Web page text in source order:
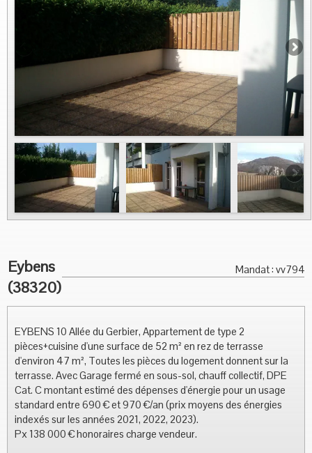
Vous Vendez
Eybens
(38320)
EYBENS 10 Allée du Gerbier, Appartement de type 2
pièces+cuisine d'une surface de 52 m² en rez de terrasse
d'environ 47 m², Toutes les pièces du logement donnent sur la
terrasse. Avec Garage fermé en sous-sol, chauff collectif, DPE
Cat. C montant estimé des dépenses d'énergie pour un usage
standard entre 690 € et 970 €/an (prix moyens des énergies
indexés sur les années 2021, 2022, 2023).
Px 138 000 € honoraires charge vendeur.
Mandat : vv794